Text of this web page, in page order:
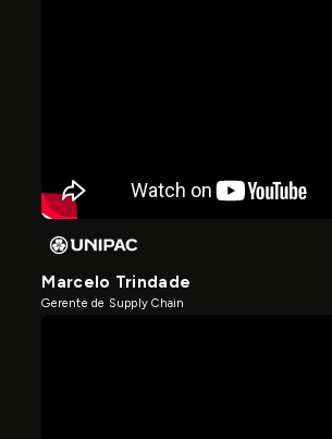
Marcelo Trindade
Gerente de Supply Chain